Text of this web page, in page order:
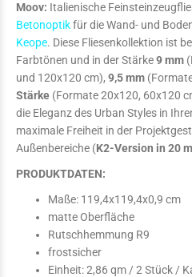
Moov: Italienische
Betonoptikfür die Wand- und
Keope. Diese Fliesenkollektion ist
Farbtönen und in der Stärke9 mm
und 120x120 cm), 9,5 mm
Stärke (Formate 20x120, 60x120
die Eleganz des Urban Styles in
maximale Freiheit in der
Außenbereiche (K2-Version in 20
PRODUKTDATEN:
Maße: 119,4x119,4x0,9 cm
matte Oberfläche
Rutschhemmung R9
frostsicher
Einheit: 2,86 qm / 2 Stück /